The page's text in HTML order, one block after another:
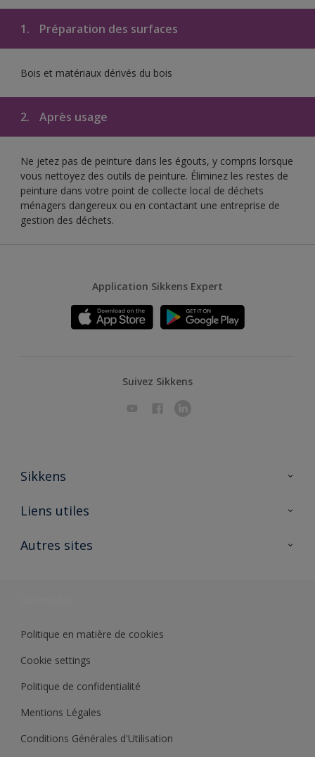
1. Préparation des surfaces
Bois et matériaux dérivés du bois
2. Après usage
Ne jetez pas de peinture dans les égouts, y compris lorsque
vous nettoyez des outils de peinture. Éliminez les restes de
peinture dans votre point de collecte local de déchets
ménagers dangereux ou en contactant une entreprise de
gestion des déchets.
Application Sikkens Expert
Suivez Sikkens
Sikkens
A propos de Sikkens
Liens utiles
Ouvrir un magasin PASS
Autres sites
Politique en matière de cookies
Cookie settings
Politique de confidentialité
Mentions Légales
Conditions Générales d'Utilisation